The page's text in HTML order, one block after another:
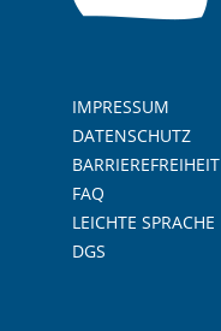
IMPRESSUM
DATENSCHUTZ
BARRIEREFREIHEIT
FAQ
LEICHTE SPRACHE
DGS